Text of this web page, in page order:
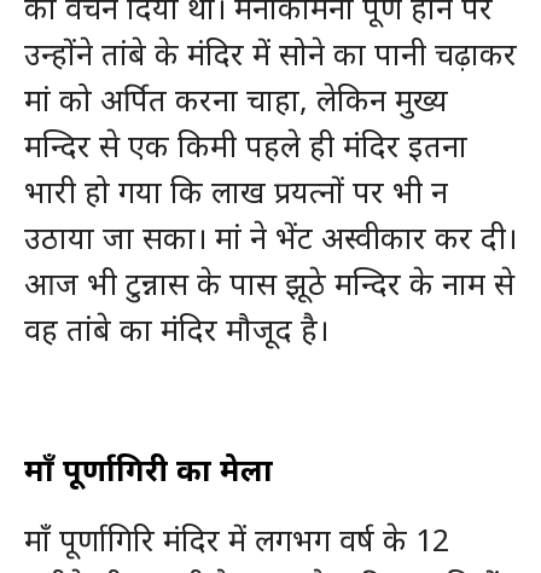
उन्होंने तांबे के मंदिर में सोने का पानी चढ़ाकर
मां को अर्पित करना चाहा, लेकिन मुख्य
मन्दिर से एक किमी पहले ही मंदिर इतना
भारी हो गया कि लाख प्रयत्नों पर भी न
उठाया जा सका। मां ने भेंट अस्वीकार कर दी।
आज भी टुन्नास के पास झूठे मन्दिर के नाम से
वह तांबे का मंदिर मौजूद है।
माँ पूर्णागिरी का मेला
माँ पूर्णागिरि मंदिर में लगभग वर्ष के 12